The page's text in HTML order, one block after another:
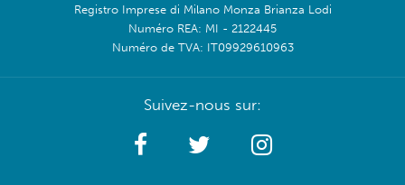
Registro Imprese di Milano Monza Brianza Lodi
Numéro REA: MI - 2122445
Numéro de TVA: IT09929610963
Suivez-nous sur: